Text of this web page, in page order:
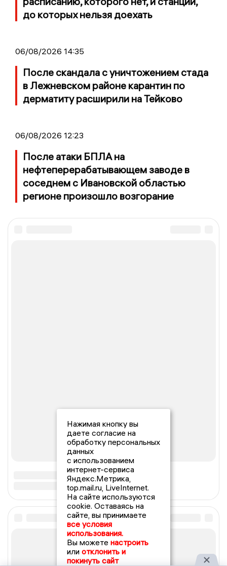
до которых нельзя доехать
06/08/2026 14:35
После скандала с уничтожением стада
в Лежневском районе карантин по
дерматиту расширили на Тейково
06/08/2026 12:23
После атаки БПЛА на
нефтеперерабатывающем заводе в
соседнем с Ивановской областью
регионе произошло возгорание
Нажимая кнопку вы
даете согласие на
обработку персональных
данных
с использованием
интернет-сервиса
Яндекс.Метрика,
top.mail.ru, LiveInternet.
На сайте используются
cookie. Оставаясь на
сайте, вы принимаете
все условия
использования.
Вы можете настроить
или отклонить и
покинуть сайт